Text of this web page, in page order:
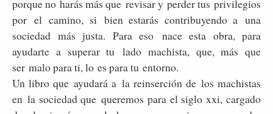
porque no harás más que revisar y perder tus privilegios
por el camino, si bien estarás contribuyendo a una
sociedad más justa. Para eso nace esta obra, para
ayudarte a superar tu lado machista, que, más que
ser malo para ti, lo es para tu entorno.
Un libro que ayudará a la reinserción de los machistas
en la sociedad que queremos para el siglo xxi, cargado